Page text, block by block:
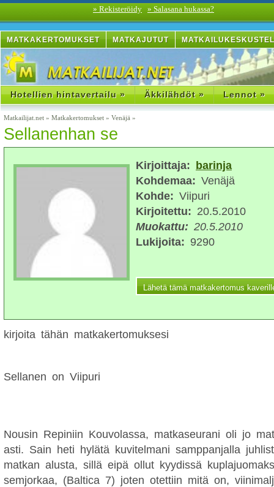
» Rekisteröidy » Salasana hukassa?
MATKAKERTOMUKSET MATKAJUTUT
Hotellien hintavertailu » Äkkilähdöt » Lennot »
Matkailijat.net » Matkakertomukset » Venäjä »
Sellanenhan se
Kirjoittaja:
barinja
Kohdemaa: Venäjä
Kohde: Viipuri
Kirjoitettu: 20.5.2010
Muokattu: 20.5.2010
Lukijoita: 9290
kirjoita tähän matkakertomuksesi
Sellanen on Viipuri
Nousin Repiniin Kouvolassa, matkaseurani oli jo
asti. Sain heti hylätä kuvitelmani samppanjalla
matkan alusta, sillä eipä ollut kyydissä
semjorkaa, (Baltica 7) joten otettiin mitä on,